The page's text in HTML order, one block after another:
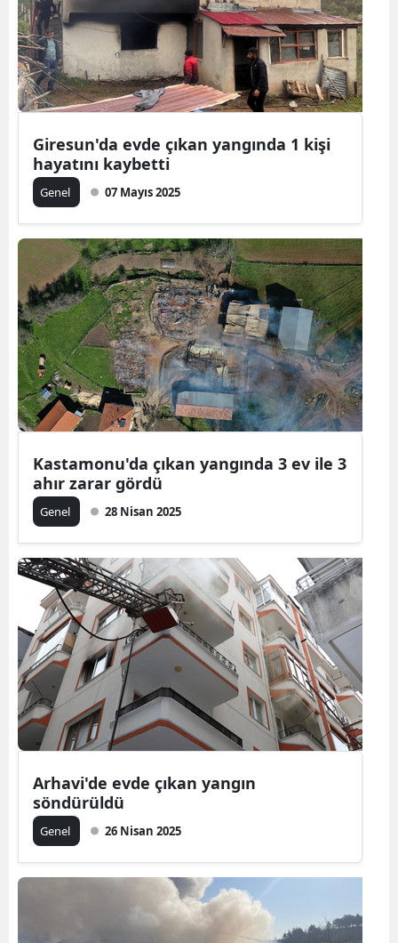
Yozgat
Zonguldak
Aksaray
Bayburt
Batman
Şırnak
Bartın
Ardahan
Iğdır
Yalova
Karabük
Osmaniye
Düzce
Giresun'da evde çıkan yangında 1 kişi
hayatını kaybetti
Genel 07 Mayıs 2025
Kastamonu'da çıkan yangında 3 ev ile 3
ahır zarar gördü
Genel 28 Nisan 2025
Arhavi'de evde çıkan yangın
söndürüldü
Genel 26 Nisan 2025